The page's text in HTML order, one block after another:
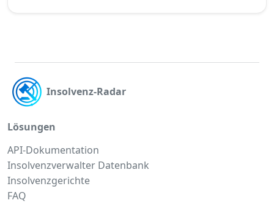
Insolvenz-Radar
Lösungen
API-Dokumentation
Insolvenzverwalter Datenbank
Insolvenzgerichte
FAQ